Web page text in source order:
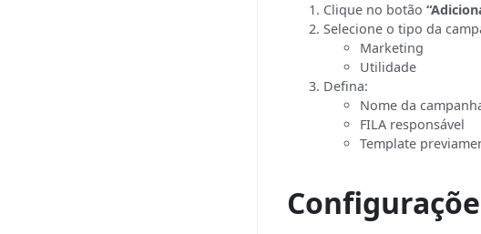
Clique no botão
Selecione o tipo da
Marketing
Utilidade
Defina:
Nome da
FILA responsável
Template